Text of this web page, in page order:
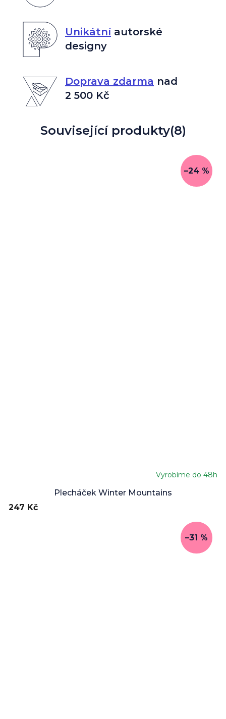
Unikátníautorské
designy
Doprava zdarma nad
2 500 Kč
Související produkty(8)
–24 %
Plecháček Winter Mountains
Vyrobíme do 48h
247 Kč
–31 %